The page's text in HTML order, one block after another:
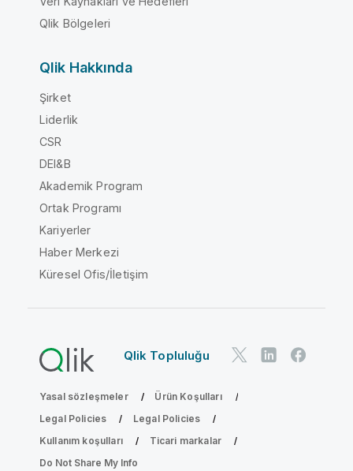
Qlik Bölgeleri
Qlik Hakkında
Şirket
Liderlik
CSR
DEI&B
Akademik Program
Ortak Programı
Kariyerler
Haber Merkezi
Küresel Ofis/İletişim
Qlik Topluluğu
Yasal sözleşmeler
Ürün Koşulları
Legal Policies
Legal Policies
Kullanım koşulları
Ticari markalar
Do Not Share My Info